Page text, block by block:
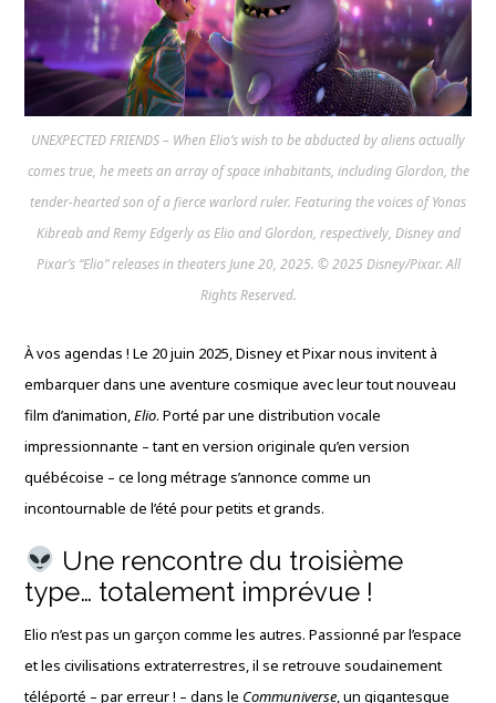
UNEXPECTED FRIENDS – When Elio’s wish to be abducted by aliens actually
comes true, he meets an array of space inhabitants, including Glordon, the
tender-hearted son of a fierce warlord ruler. Featuring the voices of Yonas
Kibreab and Remy Edgerly as Elio and Glordon, respectively, Disney and
Pixar’s “Elio” releases in theaters June 20, 2025. © 2025 Disney/Pixar. All
Rights Reserved.
À vos agendas ! Le 20 juin 2025, Disney et Pixar nous invitent à
embarquer dans une aventure cosmique avec leur tout nouveau
film d’animation,Elio. Porté par une distribution vocale
impressionnante – tant en version originale qu’en version
québécoise – ce long métrage s’annonce comme un
incontournable de l’été pour petits et grands.
Une rencontre du troisième
type… totalement imprévue !
Elio n’est pas un garçon comme les autres. Passionné par l’espace
et les civilisations extraterrestres, il se retrouve soudainement
téléporté – par erreur ! – dans le Communiverse, un gigantesque